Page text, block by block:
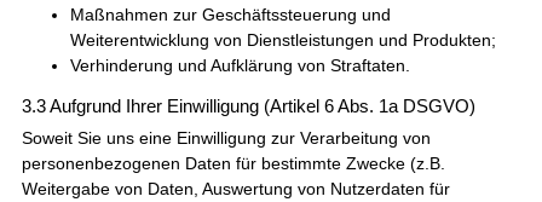
Maßnahmen zur Geschäftssteuerung und
Weiterentwicklung von Dienstleistungen und Produkten;
Verhinderung und Aufklärung von Straftaten.
3.3 Aufgrund Ihrer Einwilligung (Artikel 6 Abs. 1a DSGVO)
Soweit Sie uns eine Einwilligung zur Verarbeitung von
personenbezogenen Daten für bestimmte Zwecke (z.B.
Weitergabe von Daten, Auswertung von Nutzerdaten für